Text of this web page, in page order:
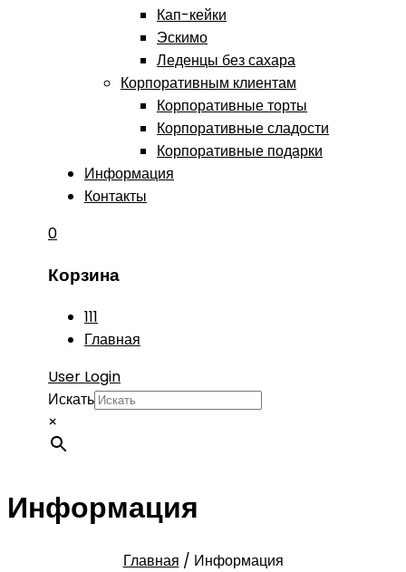
Кап-кейки
Эскимо
Леденцы без сахара
Корпоративным клиентам
Корпоративные торты
Корпоративные сладости
Корпоративные подарки
Информация
Контакты
0
Корзина
111
Главная
User Login
Искать
×
Информация
Главная / Информация